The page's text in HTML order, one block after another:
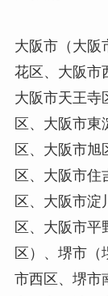
大阪市（大阪
花区、大阪市
大阪市天王寺
区、大阪市東
区、大阪市旭
区、大阪市住
区、大阪市淀
区、大阪市平
区）、堺市（
市西区、堺市